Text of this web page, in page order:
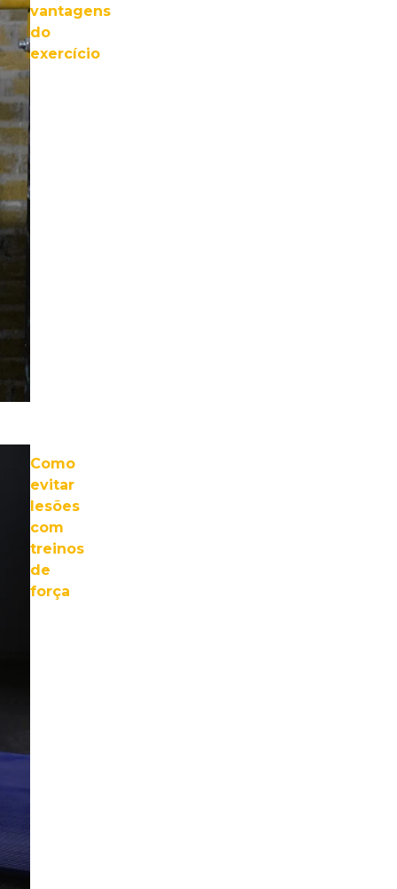
vantagens
do
exercício
Como
evitar
lesões
com
treinos
de
força